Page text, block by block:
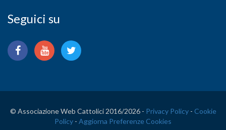
Seguici su
© Associazione Web Cattolici 2016/2026 - Privacy Policy- Cookie
Policy - Aggiorna Preferenze Cookies